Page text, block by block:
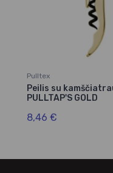
Pulltex
Peilis su
PULLTAP'S GOLD
8,46 €